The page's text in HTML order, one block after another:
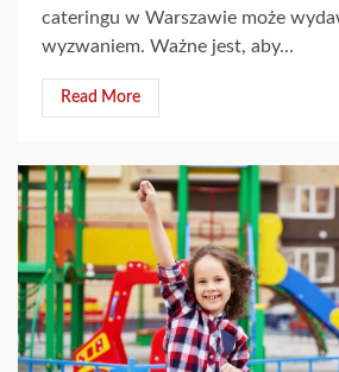
cateringu w Warszawie może
wyzwaniem. Ważne jest, aby...
Read More